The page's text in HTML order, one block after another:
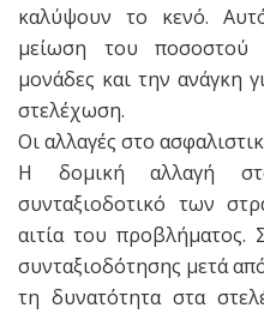
καλύψουν το κενό.
μείωση του ποσοστού
μονάδες και την ανάγκη
στελέχωση.
Οι αλλαγές στο
Η δομική αλλαγή
συνταξιοδοτικό των
αιτία του προβλήματος.
συνταξιοδότησης μετά
τη δυνατότητα στα